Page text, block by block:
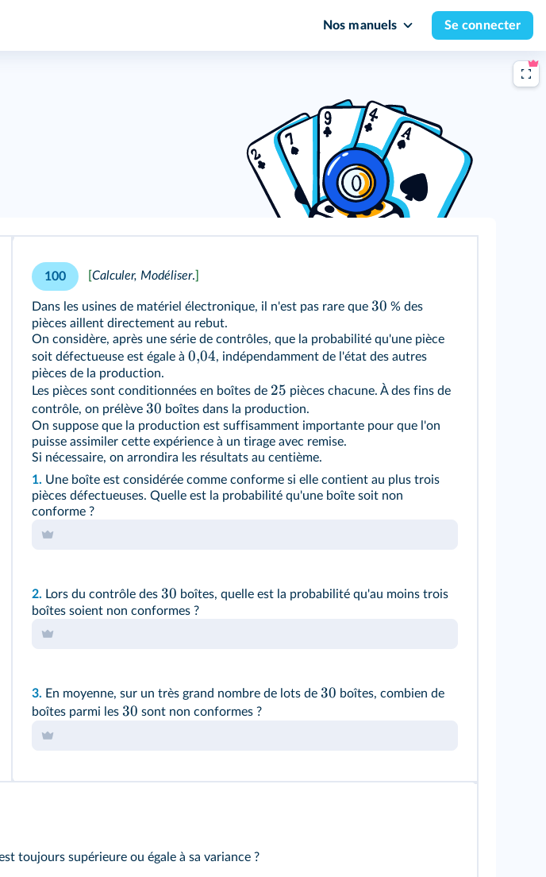
Nos manuels Se connecter
100 Calculer, Modéliser.
Dans les usines de matériel électronique, il n'est pas rare que 30 % des
pièces aillent directement au rebut.
On considère, après une série de contrôles, que la probabilité qu'une pièce
soit défectueuse est égale à 0,04, indépendamment de l'état des autres
pièces de la production.
Les pièces sont conditionnées en boîtes de 25 pièces chacune. À des fins de
contrôle, on prélève 30 boîtes dans la production.
On suppose que la production est suffisamment importante pour que l'on
puisse assimiler cette expérience à un tirage avec remise.
Si nécessaire, on arrondira les résultats au centième.
1. Une boîte est considérée comme conforme si elle contient au plus trois
pièces défectueuses. Quelle est la probabilité qu'une boîte soit non
conforme ?
2. Lors du contrôle des 30 boîtes, quelle est la probabilité qu'au moins trois
boîtes soient non conformes ?
3. En moyenne, sur un très grand nombre de lots de 30 boîtes, combien de
boîtes parmi les 30 sont non conformes ?
toujours supérieure ou égale à sa variance ?